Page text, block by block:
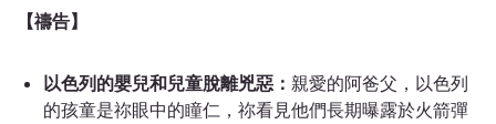
【禱告】
以色列的嬰兒和兒童脫離兇惡： 親愛的阿爸父，以色列
的孩童是祢眼中的瞳仁，祢看見他們長期曝露於火箭彈